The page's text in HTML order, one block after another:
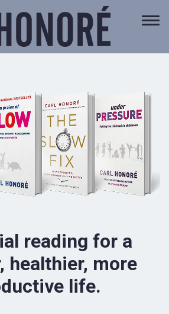
reading for a
healthier, more
life.